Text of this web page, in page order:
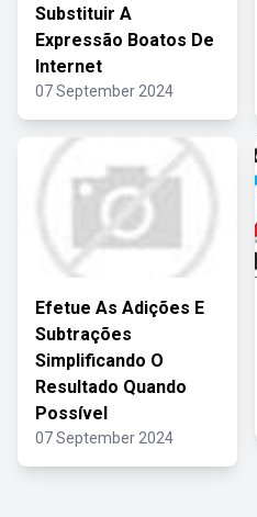
Substituir A
Expressão Boatos De
Internet
07 September 2024
Efetue As Adições E
Subtrações
Simplificando O
Resultado Quando
Possível
07 September 2024